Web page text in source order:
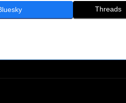
Threads